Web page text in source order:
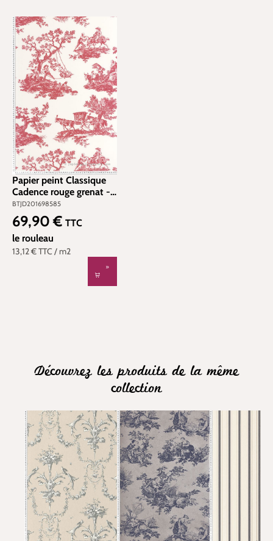
Papier peint Classique
Cadence rouge grenat -
Les Belles Toiles De Jouy
2 de Casadéco | Réf.
BTJD201698585
BTJD201698585
13,12 €TTC / m2
Prix régulier :
69,90 € TTC
le rouleau
Découvrez les produits de la même
collection